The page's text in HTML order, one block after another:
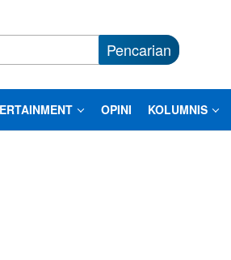
Pencarian
OPINI KOLUMNIS